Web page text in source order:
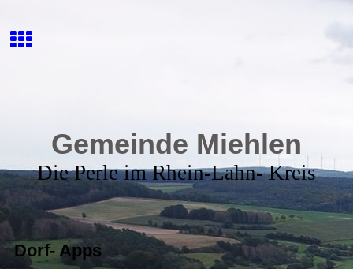
Gemeinde Miehlen
Die Perle im Rhein-Lahn- Kreis
Dorf- Apps